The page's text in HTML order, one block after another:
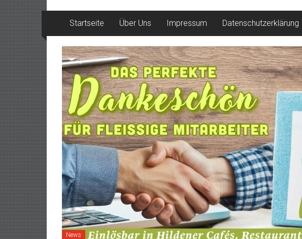
Startseite Über Uns Impressum Datenschutzerklärung
News